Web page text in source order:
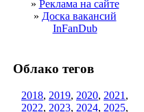
» Реклама на сайте
» Доска вакансий
InFanDub
Облако тегов
2018, 2019, 2020, 2021 ,
2022, 2023, 2024, 2025,